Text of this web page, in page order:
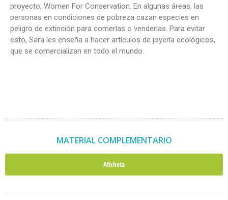
proyecto, Women For Conservation. En algunas áreas, las
personas en condiciones de pobreza cazan especies en
peligro de extinción para comerlas o venderlas. Para evitar
esto, Sara les enseña a hacer artículos de joyería ecológicos,
que se comercializan en todo el mundo.
MATERIAL COMPLEMENTARIO
Aficheta